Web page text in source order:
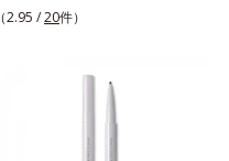
イクの仕上げに、顔から20cm程度
シュが目安）ミストを塗布後、肌に
触れずに乾くまでそのままお待ちく
か悩むもの。とはいえ、素肌のまま
れしやすい、ニキビができやすい人
こそ、肌負担が少ない低刺激設計の
ファンデーションで守るのがベス
ト。「クリアフル エッセンス カバ
（2.95 /20件）